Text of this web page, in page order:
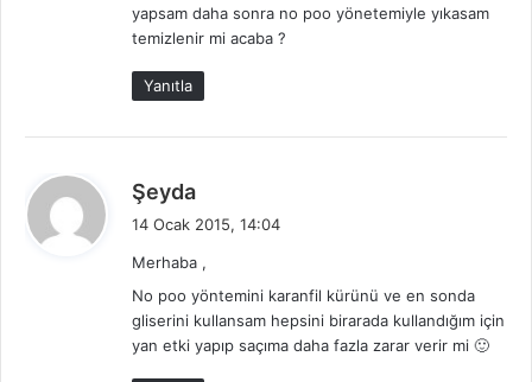
yapsam daha sonra no poo yönetemiyle yıkasam
temizlenir mi acaba ?
Yanıtla
Şeyda
i
k
i
:
14 Ocak 2015, 14:04
Merhaba ,
No poo yöntemini karanfil kürünü ve en sonda
gliserini kullansam hepsini birarada kullandığım için
yan etki yapıp saçıma daha fazla zarar verir mi 🙂